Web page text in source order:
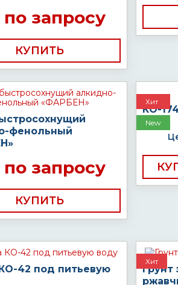
запросу
КУПИТЬ
фенольный
запросу
КУПИТЬ
Хит
New
КО-
42 под питьевую
Хит
Грунт